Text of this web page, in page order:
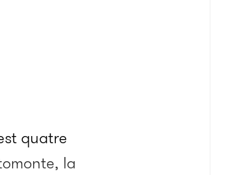
quatre
la